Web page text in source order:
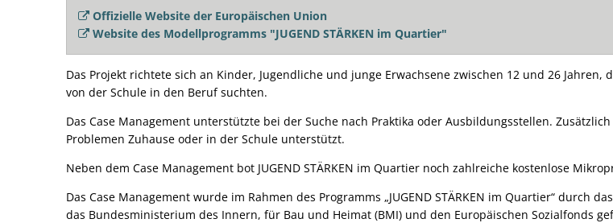
Offizielle Website der Europäischen Union
Website des Modellprogramms "JUGEND STÄRKEN im Quartier"
Das Projekt richtete sich an Kinder, Jugendliche und junge Erwachsene zwischen 12 und 26
von der Schule in den Beruf suchten.
Das Case Management unterstützte bei der Suche nach Praktika oder Ausbildungsstellen.
Problemen Zuhause oder in der Schule unterstützt.
Neben dem Case Management bot JUGEND STÄRKEN im Quartier noch zahlreiche kostenlose
Das Case Management wurde im Rahmen des Programms „JUGEND STÄRKEN im Quartier“ durch
das Bundesministerium des Innern, für Bau und Heimat (BMI) und den Europäischen Sozialfonds